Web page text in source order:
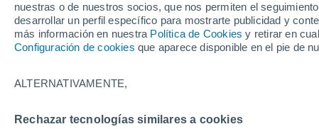
nuestras o de nuestros socios, que nos permiten el
desarrollar un perfil específico para mostrarte publicidad y
más información en nuestra Política de Cookies y retirar en
Configuración de cookies que aparece disponible en el pie de
ALTERNATIVAMENTE,
Rechazar tecnologías similares a cookies
Rifflsee - Pitztal
05/12/2026